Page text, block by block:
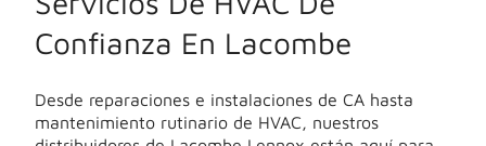
Confianza En Lacombe
Desde reparaciones e instalaciones de CA hasta
mantenimiento rutinario de HVAC, nuestros